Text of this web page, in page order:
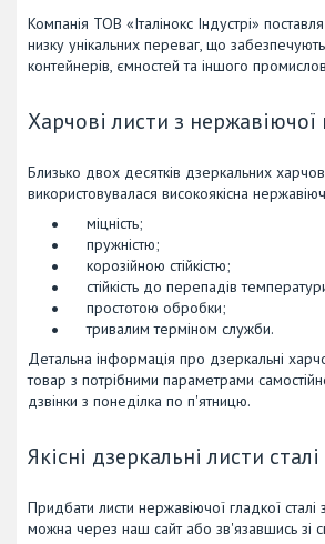
Компанія ТОВ «Італінокс Індустрі»
низку унікальних переваг, що
контейнерів, ємностей та іншого
Харчові листи з нержавіючої
Близько двох десятків дзеркальних
використовувалася високоякісна
міцність;
пружністю;
корозійною стійкістю;
стійкість до перепадів
простотою обробки;
тривалим терміном служби.
Детальна інформація про дзеркальні
товар з потрібними параметрами
дзвінки з понеділка по п'ятницю.
Якісні дзеркальні листи
Придбати листи нержавіючої гладкої
можна через наш сайт або зв'язавшись зі